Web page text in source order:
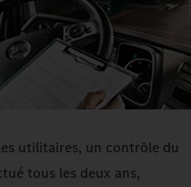
utilitaires, un contrôle du
tous les deux ans,